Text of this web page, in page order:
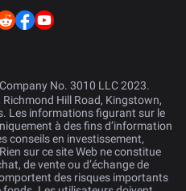
No. 3010 LLC 2023.
Hill Road, Kingstown,
Les informations figurant sur le
à des fins d’information
conseils en investissement,
sur ce site Web ne constitue
de vente ou d’échange de
des risques importants